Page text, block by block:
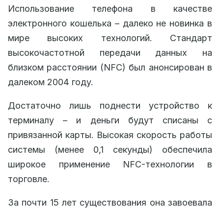
Использование телефона в качестве
электронного кошелька – далеко не новинка в
мире высоких технологий. Стандарт
высокочастотной передачи данных на
близком расстоянии (NFC) был анонсирован в
далеком 2004 году.
Достаточно лишь поднести устройство к
терминалу – и деньги будут списаны с
привязанной карты. Высокая скорость работы
системы (менее 0,1 секунды) обеспечила
широкое применение NFC-технологии в
торговле.
За почти 15 лет существования она завоевала